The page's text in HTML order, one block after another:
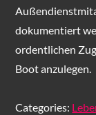
dokumentiert
ordentlichen
Boot anzulegen.
Categories: